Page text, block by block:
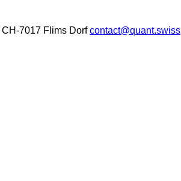
CH-7017 Flims Dorf contact@quant.swiss